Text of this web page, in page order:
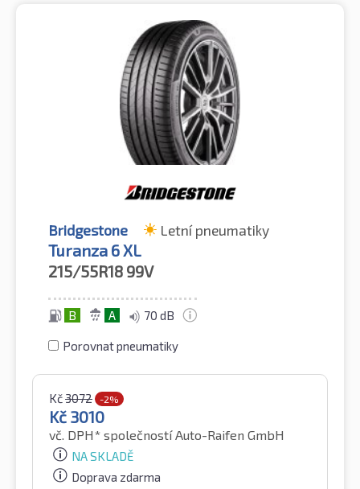
Bridgestone Letní pneumatiky
Turanza 6 XL
215/55R18 99V
B A 70 dB
Porovnat pneumatiky
Kč3072 -2%
Kč 3010
vč. DPH* společností Auto-Raifen GmbH
NA SKLADĚ
Doprava zdarma